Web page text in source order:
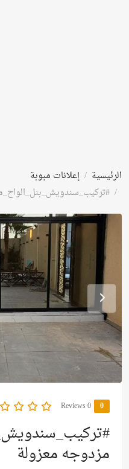
الرئيسية
إعلانات مبوبة
0
0 Reviews
مزدوجه معزولة